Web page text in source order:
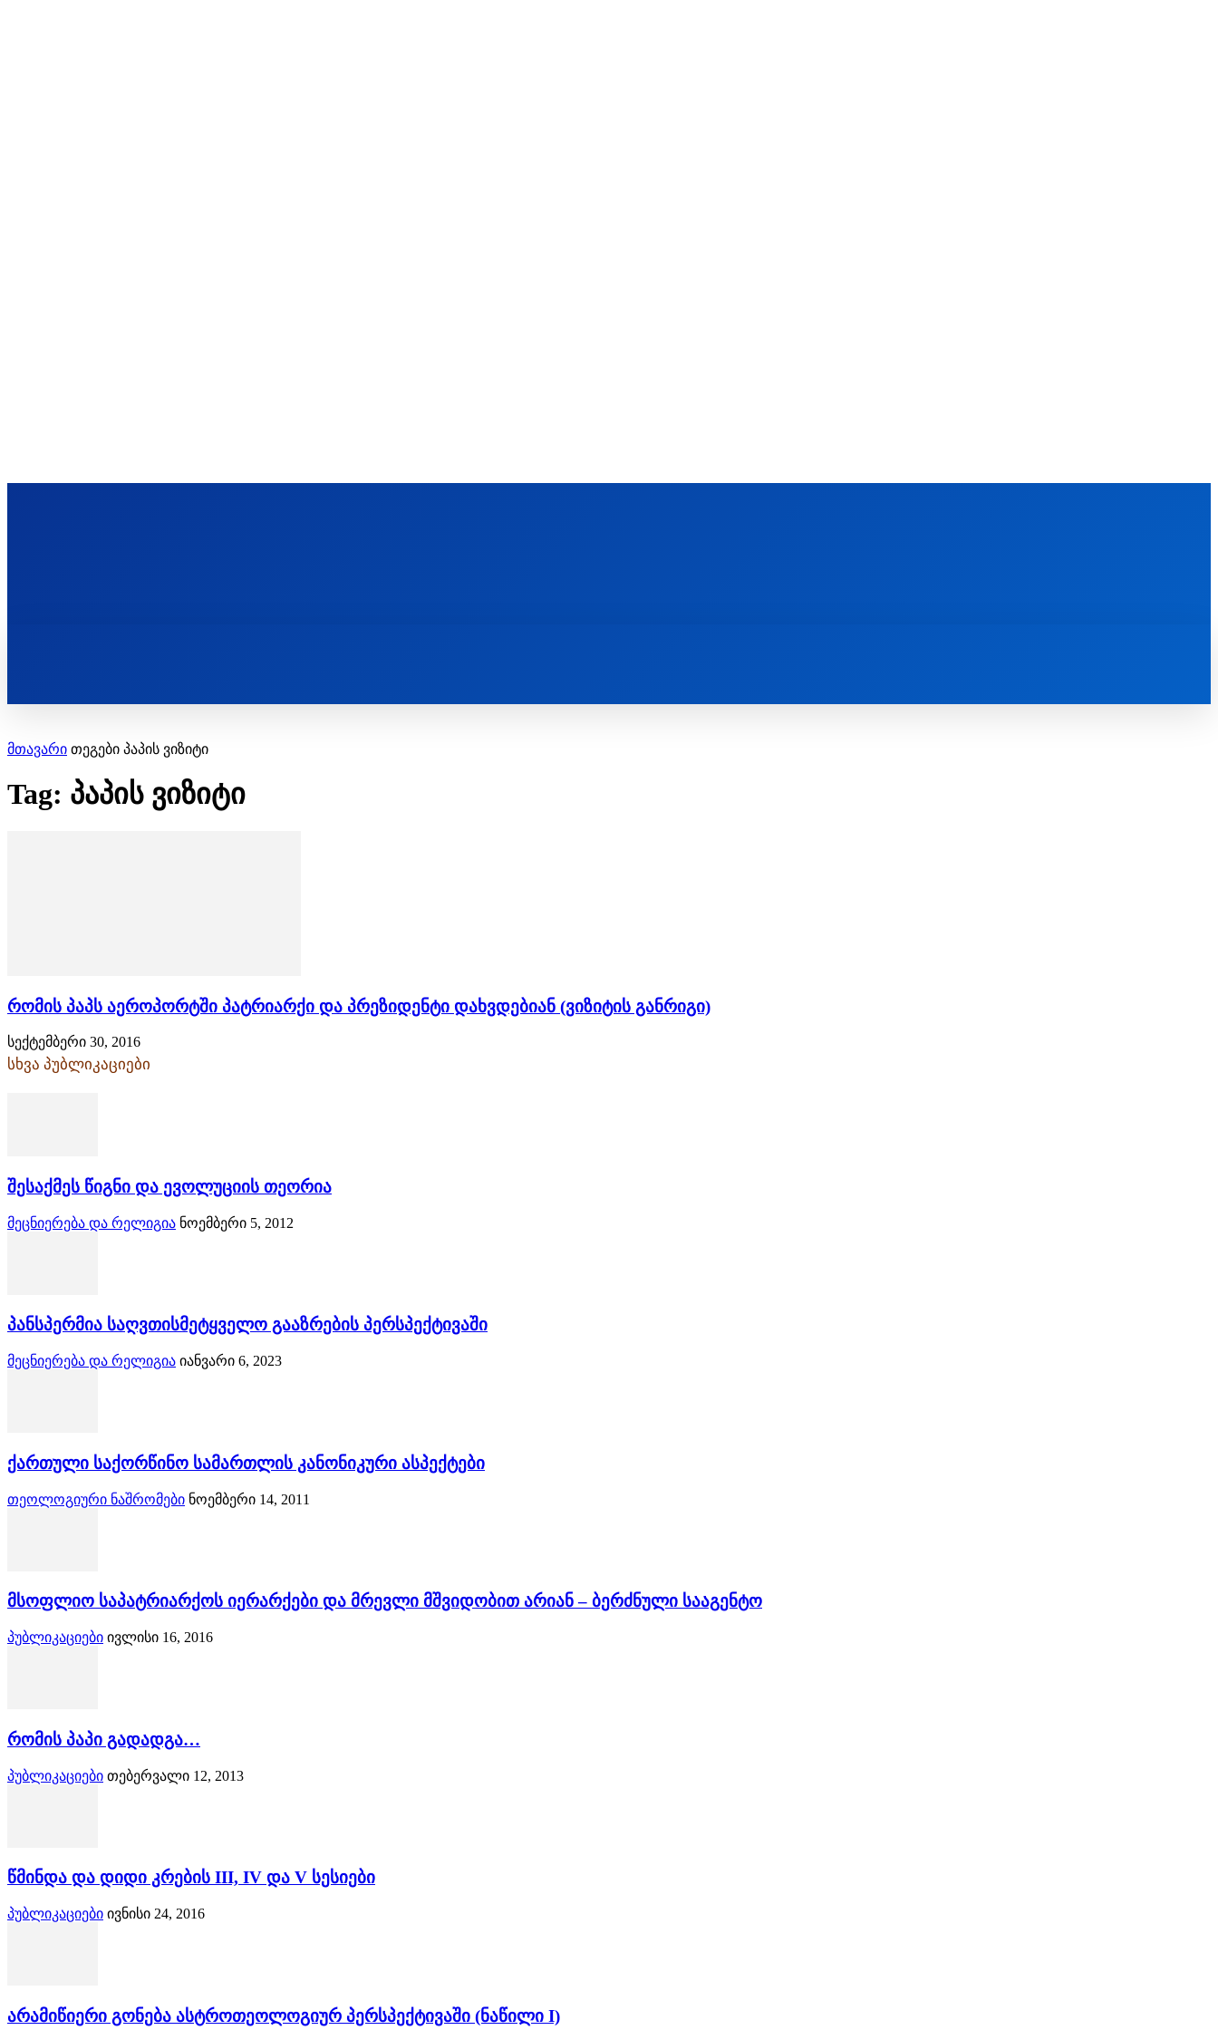
მთავარი თეგები პაპის ვიზიტი
Tag: პაპის ვიზიტი
რომის პაპს აეროპორტში პატრიარქი და პრეზიდენტი დახვდებიან (ვიზიტის განრიგი)
სექტემბერი 30, 2016
სხვა პუბლიკაციები
შესაქმეს წიგნი და ევოლუციის თეორია
მეცნიერება და რელიგია ნოემბერი 5, 2012
პანსპერმია საღვთისმეტყველო გააზრების პერსპექტივაში
მეცნიერება და რელიგია იანვარი 6, 2023
ქართული საქორწინო სამართლის კანონიკური ასპექტები
თეოლოგიური ნაშრომები ნოემბერი 14, 2011
მსოფლიო საპატრიარქოს იერარქები და მრევლი მშვიდობით არიან – ბერძნული სააგენტო
პუბლიკაციები ივლისი 16, 2016
რომის პაპი გადადგა…
პუბლიკაციები თებერვალი 12, 2013
წმინდა და დიდი კრების III, IV და V სესიები
პუბლიკაციები ივნისი 24, 2016
არამიწიერი გონება ასტროთეოლოგიურ პერსპექტივაში (ნაწილი I)